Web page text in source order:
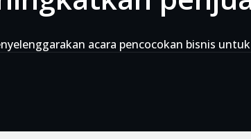
acara pencocokan bisnis